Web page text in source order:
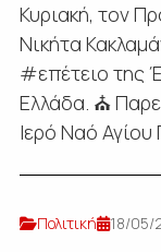
Κυριακή, τον
Νικήτα
#επέτειο της
Ελλάδα. ⛪
Ιερό Ναό Αγίου
Πολιτική 18/05/